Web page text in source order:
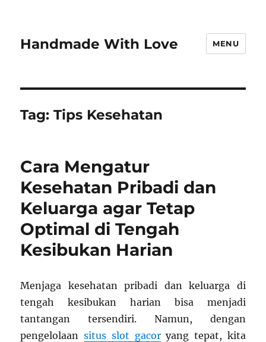
Handmade With Love MENU
Tag:Tips Kesehatan
Cara Mengatur
Kesehatan Pribadi dan
Keluarga agar Tetap
Optimal di Tengah
Kesibukan Harian
Menjaga kesehatan pribadi dan keluarga di
tengah kesibukan harian bisa menjadi
tantangan tersendiri. Namun, dengan
pengelolaansitus slot gacoryang tepat, kita